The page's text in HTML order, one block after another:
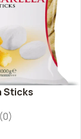
Sticks
(0)